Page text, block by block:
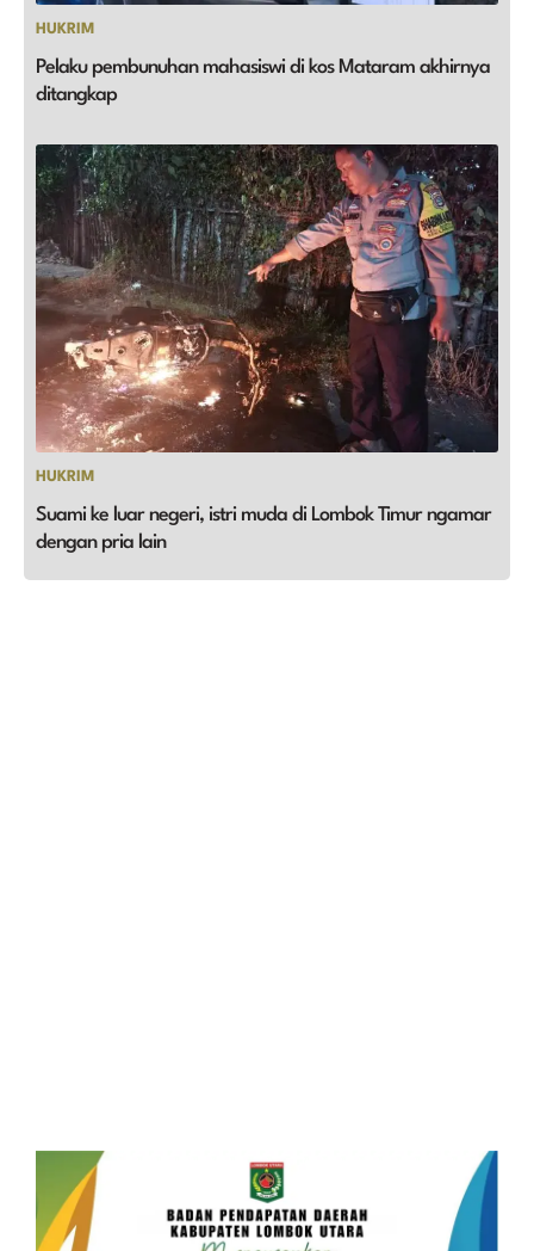
HUKRIM
Pelaku pembunuhan mahasiswi di kos Mataram akhirnya
ditangkap
HUKRIM
Suami ke luar negeri, istri muda di Lombok Timur ngamar
dengan pria lain